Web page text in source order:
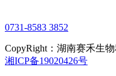
0731-8583 3852
CopyRight：湖南赛禾生
湘ICP备19020426号